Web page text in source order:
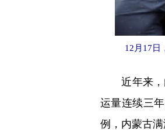
12月17日
近年来，
运量连续三
例，内蒙古